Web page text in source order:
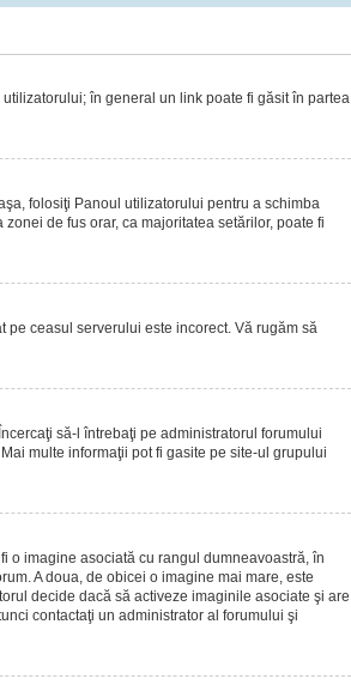
în general un link poate fi găsit în partea
folosiţi Panoul utilizatorului pentru a schimba
de fus orar, ca majoritatea setărilor, poate fi
pe ceasul serverului este incorect. Vă rugăm să
să-l întrebaţi pe administratorul forumului
multe informaţii pot fi gasite pe site-ul grupului
o imagine asociată cu rangul dumneavoastră, în
A doua, de obicei o imagine mai mare, este
decide dacă să activeze imaginile asociate şi are
contactaţi un administrator al forumului şi